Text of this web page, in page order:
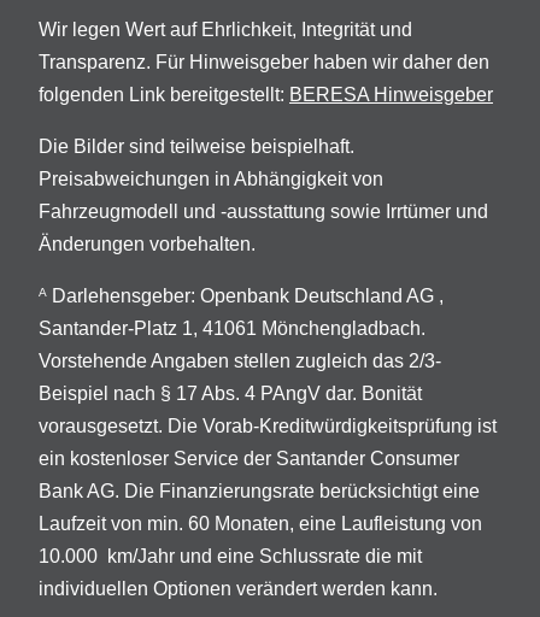
Wir legen Wert auf Ehrlichkeit, Integrität und
Transparenz. Für Hinweisgeber haben wir daher den
folgenden Link bereitgestellt: BERESA Hinweisgeber
Die Bilder sind teilweise beispielhaft.
Preisabweichungen in Abhängigkeit von
Fahrzeugmodell und -ausstattung sowie Irrtümer und
Änderungen vorbehalten.
A
Darlehensgeber: Openbank Deutschland AG ,
Santander-Platz 1, 41061 Mönchengladbach.
Vorstehende Angaben stellen zugleich das 2/3-
Beispiel nach § 17 Abs. 4 PAngV dar. Bonität
vorausgesetzt. Die Vorab-Kreditwürdigkeitsprüfung ist
ein kostenloser Service der Santander Consumer
Bank AG. Die Finanzierungsrate berücksichtigt eine
Laufzeit von min. 60 Monaten, eine Laufleistung von
10.000 km/Jahr und eine Schlussrate die mit
individuellen Optionen verändert werden kann.